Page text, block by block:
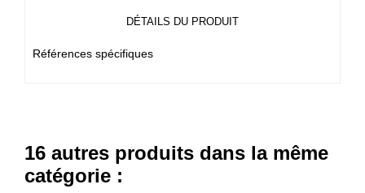
DÉTAILS DU PRODUIT
Références spécifiques
16 autres produits dans la même
catégorie :